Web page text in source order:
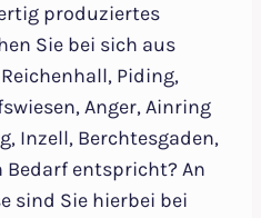
produziertes
Sie bei sich aus
Piding,
Anger, Ainring
Inzell, Berchtesgaden,
entspricht? An
sind Sie hierbei bei